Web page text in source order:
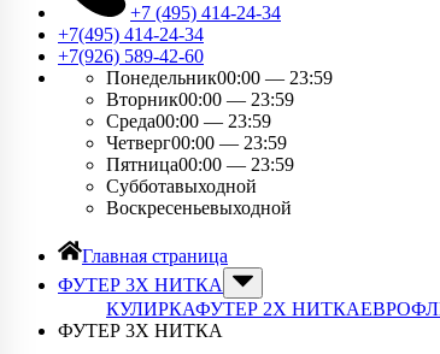
+7 (495) 414-24-34
+7(495) 414-24-34​
+7(926) 589-42-60
Понедельник00:00 — 23:59
Вторник00:00 — 23:59
Среда00:00 — 23:59
Четверг00:00 — 23:59
Пятница00:00 — 23:59
Субботавыходной
Воскресеньевыходной
Главная страница
ФУТЕР 3Х НИТКА
КУЛИРКАФУТЕР 2Х НИТКА
ФУТЕР 3Х НИТКА